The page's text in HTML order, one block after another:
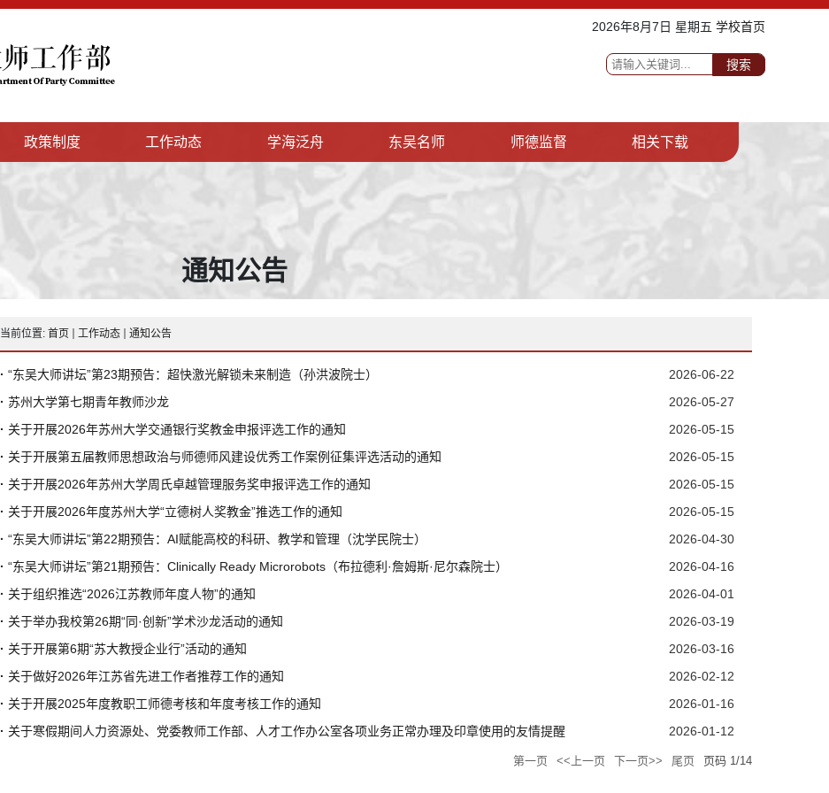
2026年8月7日 星期五 学校首页
搜索
通知公告
政策制度 工作动态 学海泛舟 东吴名师 师德监督 相关下载
当前位置: 首页 工作动态 通知公告
· “东吴大师讲坛”第23期预告：超快激光解锁未来制造（孙洪波院士）
2026-06-22
· 苏州大学第七期青年教师沙龙
2026-05-27
· 关于开展2026年苏州大学交通银行奖教金申报评选工作的通知
2026-05-15
· 关于开展第五届教师思想政治与师德师风建设优秀工作案例征集评选活动的通知
2026-05-15
· 关于开展2026年苏州大学周氏卓越管理服务奖申报评选工作的通知
2026-05-15
· 关于开展2026年度苏州大学“立德树人奖教金”推选工作的通知
2026-05-15
· “东吴大师讲坛”第22期预告：AI赋能高校的科研、教学和管理（沈学民院士）
2026-04-30
· “东吴大师讲坛”第21期预告：Clinically Ready Microrobots（布拉德利·詹姆斯·尼尔森院士）
2026-04-16
· 关于组织推选“2026江苏教师年度人物”的通知
2026-04-01
· 关于举办我校第26期“同·创新”学术沙龙活动的通知
2026-03-19
· 关于开展第6期“苏大教授企业行”活动的通知
2026-03-16
· 关于做好2026年江苏省先进工作者推荐工作的通知
2026-02-12
· 关于开展2025年度教职工师德考核和年度考核工作的通知
2026-01-16
· 关于寒假期间人力资源处、党委教师工作部、人才工作办公室各项业务正常办理及印章使用的友情提醒 2026-01-12
第一页 <<上一页 下一页>> 尾页 页码 1/14